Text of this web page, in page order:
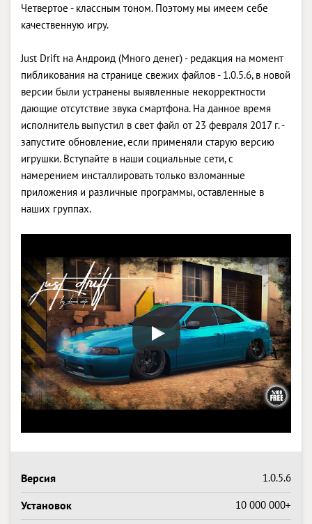
Четвертое - классным тоном. Поэтому мы имеем себе
качественную игру.
Just Drift на Андроид (Много денег) - редакция на момент
пибликования на странице свежих файлов - 1.0.5.6, в новой
версии были устранены выявленные некорректности
дающие отсутствие звука смартфона. На данное время
исполнитель выпустил в свет файл от 23 февраля 2017 г. -
запустите обновление, если применяли старую версию
игрушки. Вступайте в наши социальные сети, с
намерением инсталлировать только взломанные
приложения и различные программы, оставленные в
наших группах.
Версия 1.0.5.6
Установок 10 000 000+